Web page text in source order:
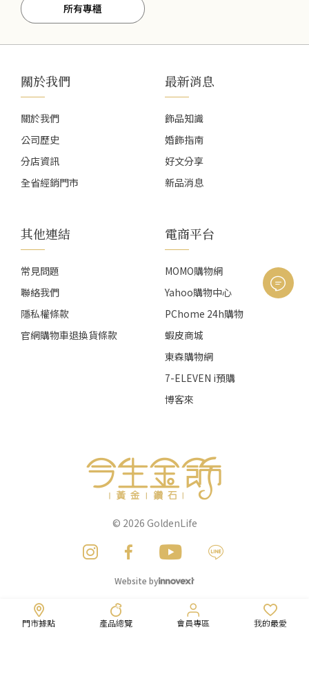
所有專櫃
門市據點 產品總覽 會員專區 我的最愛
關於我們
關於我們
公司歷史
分店資訊
全省經銷門市
最新消息
飾品知識
婚飾指南
好文分享
新品消息
其他連結
常見問題
聯絡我們
隱私權條款
官網購物車退換貨條款
電商平台
MOMO購物網
Yahoo購物中心
PChome 24h購物
蝦皮商城
東森購物網
7-ELEVEN i預購
博客來
© 2026 GoldenLife
Website by